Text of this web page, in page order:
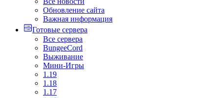
Обновление сайта
Важная информация
Готовые сервера
Все сервера
BungeeCord
Выживание
Мини-Игры
1.19
1.18
1.17